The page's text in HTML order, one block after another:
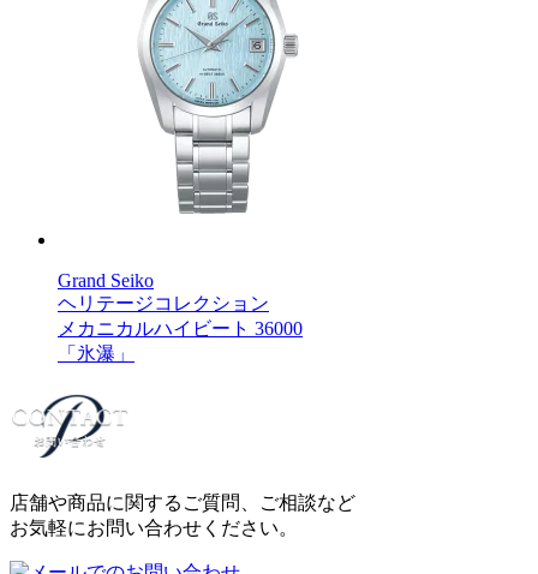
Grand Seiko
ヘリテージコレクション
メカニカルハイビート 36000
「氷瀑」
店舗や商品に関するご質問、ご相談など
お気軽にお問い合わせください。